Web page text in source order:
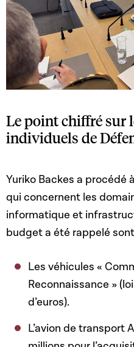
Le point chiffré sur
individuels de
Yuriko Backes a procédé
qui concernent les
informatique et
budget a été rappelé
Les véhicules «
Reconnaissance »
d’euros).
L’avion de transport